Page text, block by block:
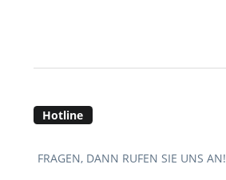
Hotline
FRAGEN, DANN RUFEN SIE UNS AN!